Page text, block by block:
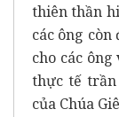
thiên thần
các ông
cho các
thực tế
của Chúa